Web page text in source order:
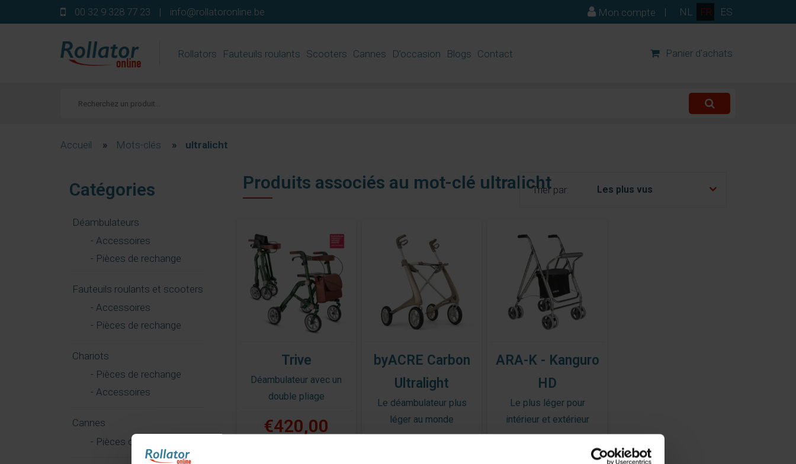
00 32 9 328 77 23 | info@rollatoronline.be NL FR ES
Mon compte |
Rollators Fauteuils roulants Scooters Cannes D’occasion Blogs Contact Panier d'achats
Accueil » Mots-clés » ultralicht
Catégories
Déambulateurs
- Accessoires
- Pièces de rechange
Fauteuils roulants et scooters
- Accessoires
- Pièces de rechange
Chariots
- Pièces de rechange
- Accessoires
Cannes
- Pièces de rechange
Produits associés au mot-clé ultralichtTrier par:
Trive
Déambulateur avec un
double pliage
€420,00
byACRE Carbon
Ultralight
Le déambulateur plus
léger au monde
ARA-K - Kanguro
HD
Le plus léger pour
intérieur et extérieur